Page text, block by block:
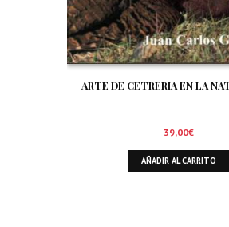
ARTE DE CETRERIA EN LA
39,00€
AÑADIR AL CARRITO